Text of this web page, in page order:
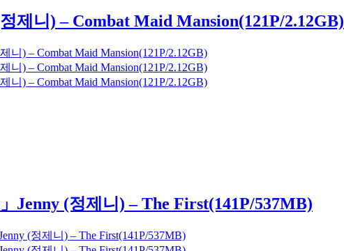
정제니) – Combat Maid Mansion(121P/2.12GB)
Jenny (정제니) – The First(141P/537MB)